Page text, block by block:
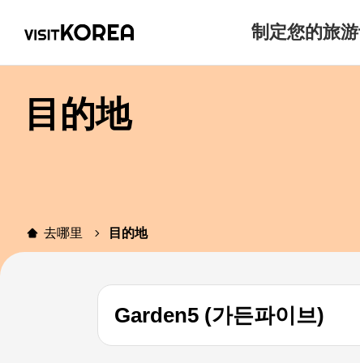
制定您的旅
目的地
去哪里 目的地
Garden5 (가든파이브)